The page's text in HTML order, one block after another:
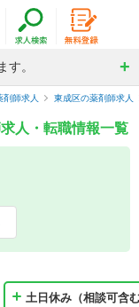
。
剤師求人 東成区の薬剤師求人
人・転職情報一覧
土日休み（相談可含